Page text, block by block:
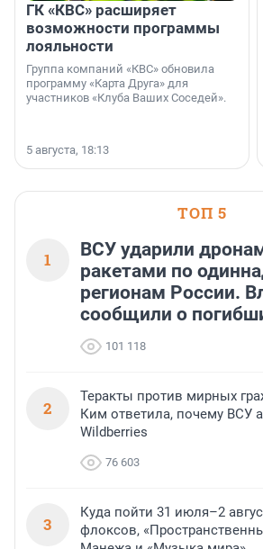
ГК «КВС» расширяет
возможности программы
лояльности
Группа компаний «КВС» обновила
программу «Карта Друга» для
участников «Клуба Ваших Соседей».
5 августа, 18:13
ТОП 5
1
ВСУ ударили
ракетами по
регионам России.
сообщили о
101 118
2
Теракты против мирных
Ким ответила, почему ВСУ
Wildberries
76 603
3
Куда пойти 31 июля–2
флоксов,